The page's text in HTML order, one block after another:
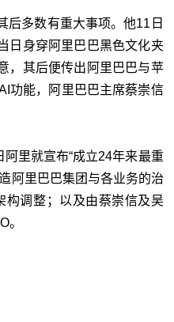
后多数有重大事项。他11日
日身穿阿里巴巴黑色文化夹
，其后便传出阿里巴巴与苹
功能，阿里巴巴主席蔡崇信
里就宣布“成立24年来最重
阿里巴巴集团与各业务的治
构调整；以及由蔡崇信及吴
。